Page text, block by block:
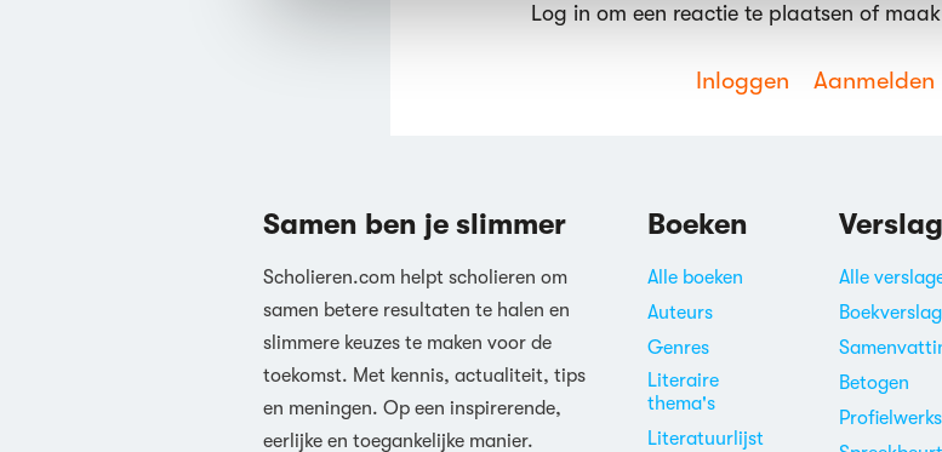
Log in om een reactie te plaatsen of
Inloggen Aanmelden
Samen ben je slimmer
Scholieren.com helpt scholieren om
samen betere resultaten te halen en
slimmere keuzes te maken voor de
toekomst. Met kennis, actualiteit, tips
en meningen. Op een inspirerende,
eerlijke en toegankelijke manier.
Boeken
Alle boeken
Auteurs
Genres
Literaire
thema's
Literatuurlijst
Alle
Betogen